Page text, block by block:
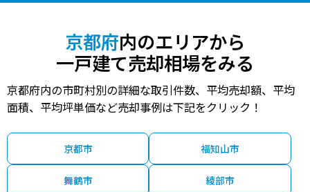
小倉(京都) 13分 43 年 90.00㎡ 95.00㎡
3,600万円 向島 7分 4 年 100.00㎡ 90.00㎡ 2023年第
2,700万円 向島 14分 13 年 80.00㎡ 90.00㎡ 2023年第
140万円 向島 20分 - 年 65.00㎡ 45.00㎡ 2022年第3
京都府内のエリアから
一戸建て売却相場をみる
京都府内の市町村別の詳細な取引件数、平均売却額、平均
面積、平均坪単価など売却事例は下記をクリック！
京都市 福知山市
舞鶴市 綾部市